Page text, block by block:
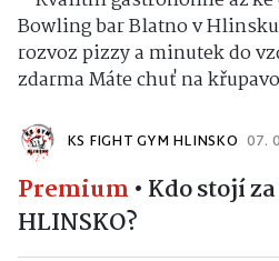
Bowling bar Blatno v
rozvoz pizzy a minutek do
zdarma Máte chuť na
KS FIGHT GYM HLINSKO 07.
Premium • Kdo stojí
HLINSKO?